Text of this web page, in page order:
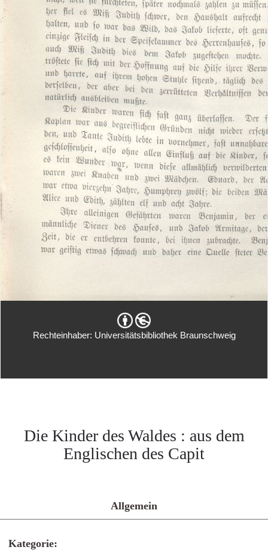
Rechteinhaber: Universitätsbibliothek Braunschweig
Die Kinder des Waldes : aus dem
Englischen des Capit
Allgemein
Kategorie: